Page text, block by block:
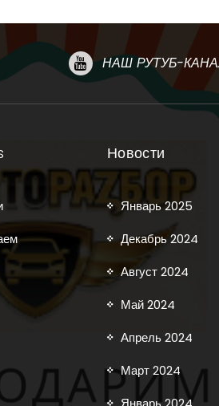
НАШ РУТУБ-
Новости
Январь 2025
Декабрь 2024
Август 2024
Май 2024
Апрель 2024
Март 2024